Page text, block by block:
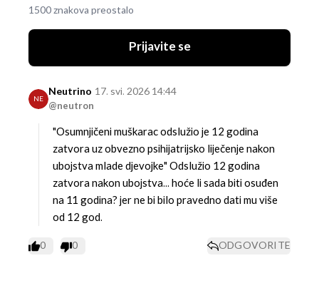
1500 znakova preostalo
Prijavite se
NE
Neutrino
@neutron
17. svi. 2026 14:44
"Osumnjičeni muškarac odslužio je 12 godina
zatvora uz obvezno psihijatrijsko liječenje nakon
ubojstva mlade djevojke"Odslužio 12 godina
zatvora nakon ubojstva... hoće li sada biti osuđen
na 11 godina? jer ne bi bilo pravedno dati mu više
od 12 god.
0 0 ODGOVORITE